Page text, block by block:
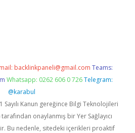
backlinkpaneli@gmail.com Teams:
Whatsapp: 0262 606 0 726 Telegram:
@karabul
Sayılı Kanun gereğince Bilgi Teknolojileri
onaylanmış bir Yer Sağlayıcı
Bu nedenle, sitedeki içerikleri proaktif